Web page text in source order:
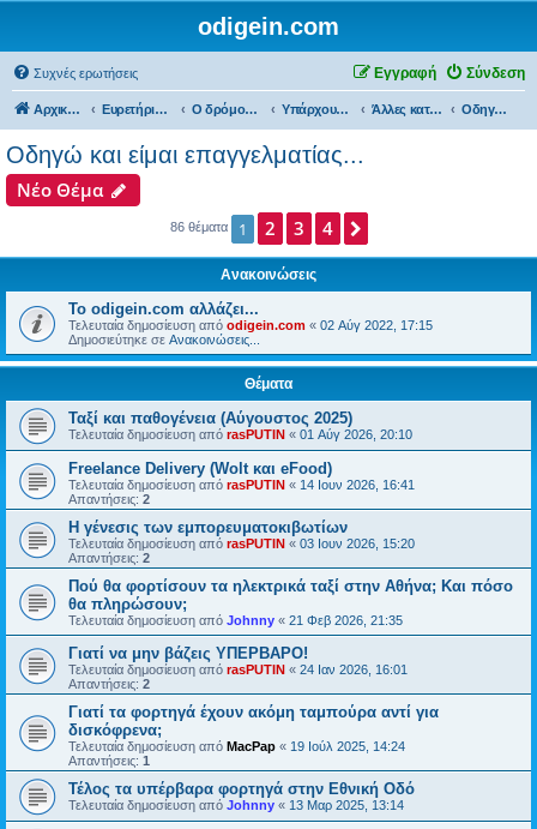
odigein.com
Συχνές ερωτήσεις Σύνδεση
Εγγραφή
Αρχική σελίδα Ευρετήριο Δ. Συζήτησης Ο δρόμος είχε την δική του Ιστορία... Υπάρχουμε και εμείς... Άλλες κατηγορίες Οδηγών... Οδηγώ και είμαι επαγγελματίας...
Οδηγώ και είμαι επαγγελματίας...
Νέο Θέμα
86 θέματα 1 2 3 4
Ανακοινώσεις
Το odigein.com αλλάζει...
Τελευταία δημοσίευση από odigein.com « 02 Αύγ 2022, 17:15
Δημοσιεύτηκε σε Ανακοινώσεις...
Θέματα
Ταξί και παθογένεια (Αύγουστος 2025)
Τελευταία δημοσίευση από rasPUTIN « 01 Αύγ 2026, 20:10
Freelance Delivery (Wolt και eFood)
Τελευταία δημοσίευση από rasPUTIN « 14 Ιουν 2026, 16:41
Απαντήσεις: 2
Η γένεσις των εμπορευματοκιβωτίων
Τελευταία δημοσίευση από rasPUTIN « 03 Ιουν 2026, 15:20
Απαντήσεις: 2
Πού θα φορτίσουν τα ηλεκτρικά ταξί στην Αθήνα; Και πόσο
θα πληρώσουν;
Τελευταία δημοσίευση από Johnny « 21 Φεβ 2026, 21:35
Γιατί να μην βάζεις ΥΠΕΡΒΑΡΟ!
Τελευταία δημοσίευση από rasPUTIN « 24 Ιαν 2026, 16:01
Απαντήσεις: 2
Γιατί τα φορτηγά έχουν ακόμη ταμπούρα αντί για
δισκόφρενα;
Τελευταία δημοσίευση από MacPap « 19 Ιούλ 2025, 14:24
Απαντήσεις: 1
Τέλος τα υπέρβαρα φορτηγά στην Εθνική Οδό
Τελευταία δημοσίευση από Johnny « 13 Μαρ 2025, 13:14